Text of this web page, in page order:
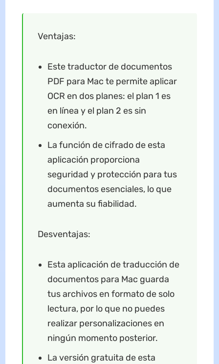
Ventajas:
Este traductor de documentos
PDF para Mac te permite aplicar
OCR en dos planes: el plan 1 es
en línea y el plan 2 es sin
conexión.
La función de cifrado de esta
aplicación proporciona
seguridad y protección para tus
documentos esenciales, lo que
aumenta su fiabilidad.
Desventajas:
Esta aplicación de traducción de
documentos para Mac guarda
tus archivos en formato de solo
lectura, por lo que no puedes
realizar personalizaciones en
ningún momento posterior.
La versión gratuita de esta